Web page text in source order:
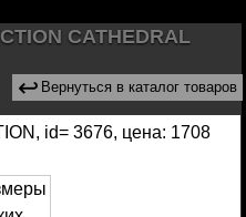
CATHEDRAL
↩ Вернуться в каталог товаров